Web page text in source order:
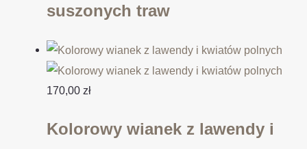
suszonych traw
170,00 zł
Kolorowy wianek z lawendy i